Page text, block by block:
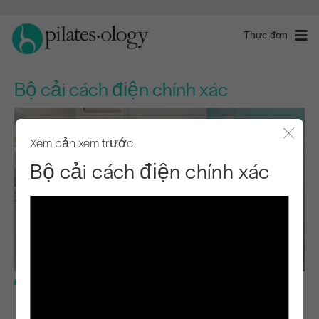
Thực đơn
Bộ cải cách điện chính xác
Xem bản xem trước
Bộ cải cách điện chính xác